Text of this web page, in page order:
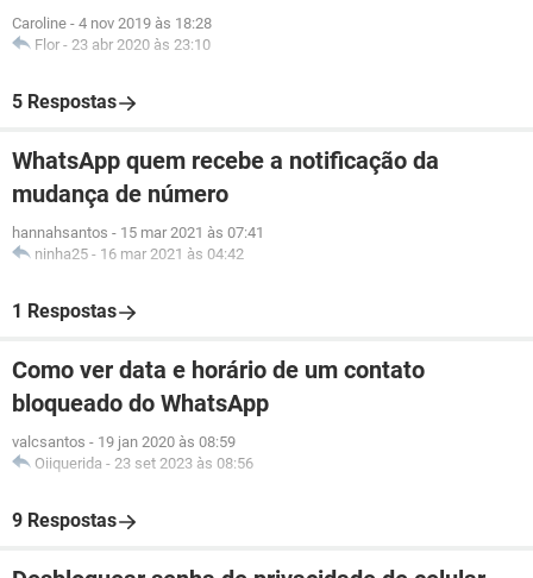
Caroline - 4 nov 2019 às 18:28
Flor - 23 abr 2020 às 23:10
5 Respostas
WhatsApp quem recebe a notificação da
mudança de número
hannahsantos - 15 mar 2021 às 07:41
ninha25 - 16 mar 2021 às 04:42
1 Respostas
Como ver data e horário de um contato
bloqueado do WhatsApp
valcsantos - 19 jan 2020 às 08:59
Oiiquerida - 23 set 2023 às 08:56
9 Respostas